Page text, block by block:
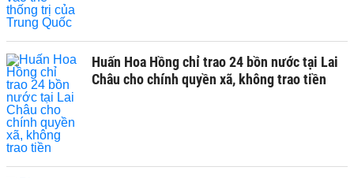
Huấn Hoa Hồng chỉ trao 24 bồn nước tại Lai
Châu cho chính quyền xã, không trao tiền